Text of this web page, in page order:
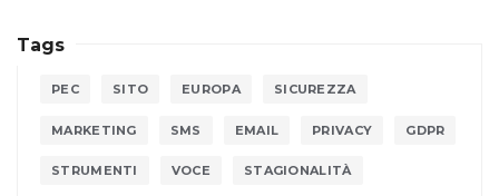
Tags
PEC SITO EUROPA SICUREZZA
MARKETING SMS EMAIL PRIVACY GDPR
STRUMENTI VOCE STAGIONALITÀ